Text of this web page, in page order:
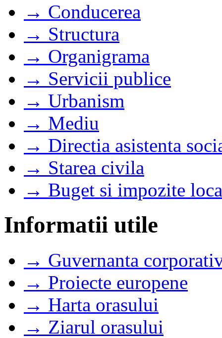
→ Conducerea
→ Structura
→ Organigrama
→ Servicii publice
→ Urbanism
→ Mediu
→ Directia asistenta
→ Starea civila
→ Buget si impozite
Informatii utile
→ Guvernanta
→ Proiecte europene
→ Harta orasului
→ Ziarul orasului